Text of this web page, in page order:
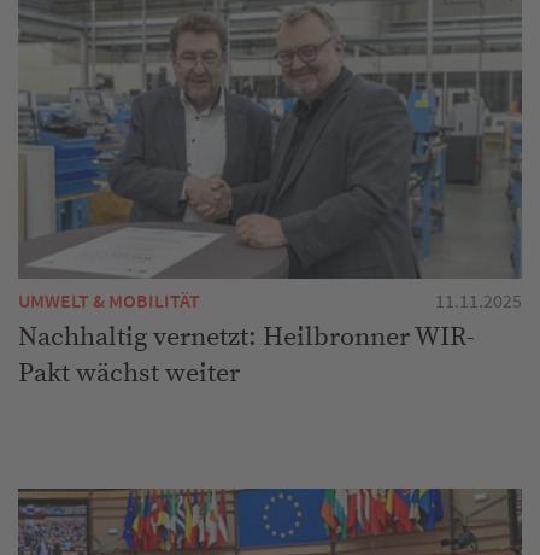
UMWELT & MOBILITÄT 11.11.2025
Nachhaltig vernetzt: Heilbronner WIR-
Pakt wächst weiter